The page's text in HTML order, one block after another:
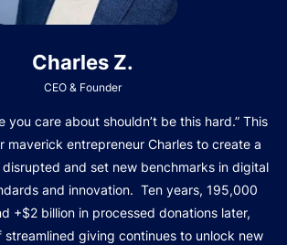
Charles Z.
CEO & Founder
you care about shouldn’t be this hard.” This
maverick entrepreneur Charles to create a
and set new benchmarks in digital
and innovation. Ten years, 195,000
+$2 billion in processed donations later,
streamlined giving continues to unlock new